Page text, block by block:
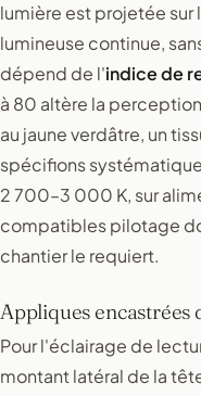
lumière est projetée sur
lumineuse continue,
dépend de l'indice de
à 80 altère la
au jaune verdâtre, un
spécifions
2 700–3 000 K, sur
compatibles pilotage
chantier le requiert.
Appliques encastrées
Pour l'éclairage de
montant latéral de la